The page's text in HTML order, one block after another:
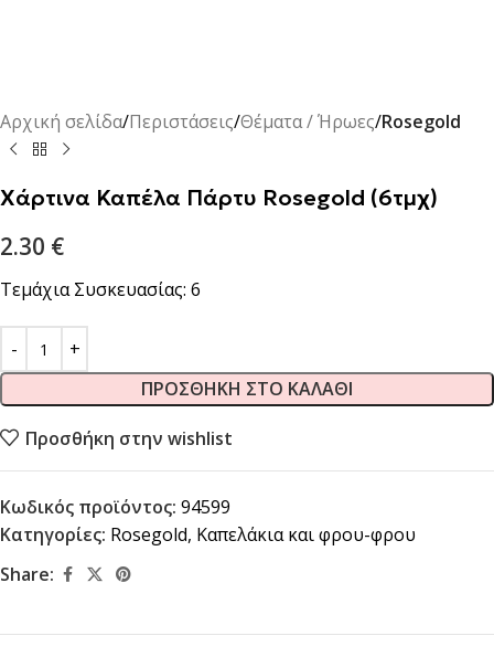
Αρχική σελίδα Περιστάσεις Θέματα / Ήρωες Rosegold
Χάρτινα Καπέλα Πάρτυ Rosegold (6τμχ)
2.30 €
Τεμάχια Συσκευασίας: 6
ΠΡΟΣΘΉΚΗ ΣΤΟ ΚΑΛΆΘΙ
Προσθήκη στην wishlist
Κωδικός προϊόντος: 94599
Κατηγορίες: Rosegold, Καπελάκια και φρου-φρου
Share: